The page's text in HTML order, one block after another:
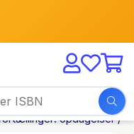
opdagelser /